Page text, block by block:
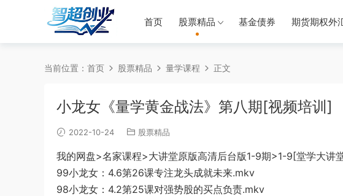
首页 股票精品 基金债券 期货期权外
当前位置： 首页 股票精品 量学课程 正文
小龙女《量学黄金战法》第八期[视频培训]
2022-10-24 股票精品
我的网盘>名家课程>大讲堂原版高清后台版1-9期>1-9[堂学大讲
99小龙女：4.6第26课专注龙头成就未来.mkv
98小龙女：4.2第25课对强势股的买点负责.mkv